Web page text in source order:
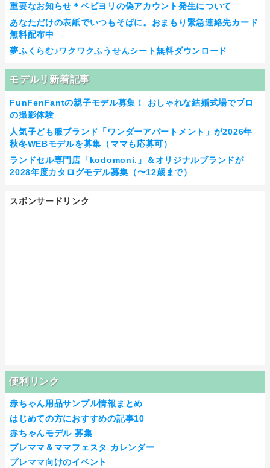
重要なお知らせ＊ベビヨリの偽アカウント発生について
あなただけの表紙でいつもそばに。おまもり緊急連絡先カード
無料配布中
夢ふくらむ♪ワクワクふうせんシート無料ダウンロード
モデルリ新着記事
FunFenFantの親子モデル募集！ おしゃれな結婚式場でプロ
の撮影体験
人気子ども服ブランド「ワンダーアパートメント」が2026年
秋冬WEBモデルを募集（ママも応募可）
ランドセル専門店「kodomoni.」＆オリジナルブランドが
2028年度カタログモデル募集（〜12歳まで）
スポンサードリンク
便利リンク
赤ちゃん用品サンプル情報まとめ
はじめての方におすすめの記事10
赤ちゃんモデル 募集
プレママ＆ママフェスタ カレンダー
プレママ向けのイベント